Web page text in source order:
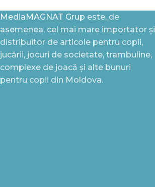
MediaMAGNAT Grup este, de
asemenea, cel mai mare importator și
distribuitor de articole pentru copii,
jucării, jocuri de societate, trambuline,
complexe de joacă și alte bunuri
pentru copii din Moldova.